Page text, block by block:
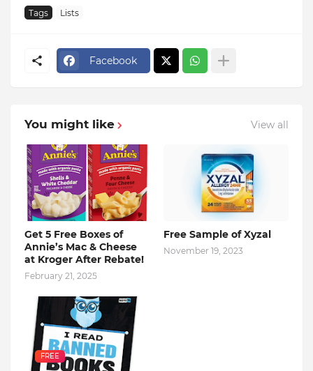
Tags Lists
Facebook
You might like View all
Get 5 Free Boxes of
Annie’s Mac & Cheese
at Kroger After Rebate!
February 21, 2025
Free Sample of Xyzal
November 19, 2023
FREE